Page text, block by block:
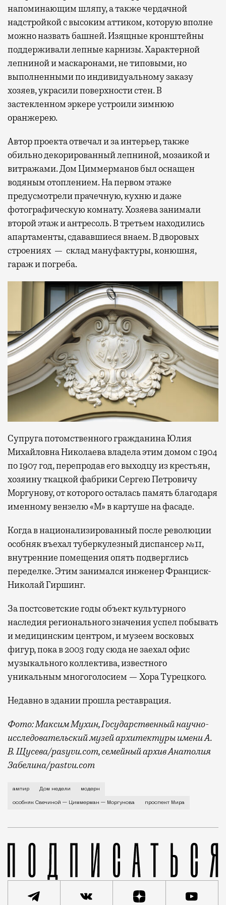
напоминающим шляпу, а также чердачной
надстройкой с высоким аттиком, которую вполне
можно назвать башней. Изящные кронштейны
поддерживали лепные карнизы. Характерной
лепниной и маскаронами, не типовыми, но
выполненными по индивидуальному заказу
хозяев, украсили поверхности стен. В
застекленном эркере устроили зимнюю
оранжерею.
Автор проекта отвечал и за интерьер, также
обильно декорированный лепниной, мозаикой и
витражами. Дом Циммерманов был оснащен
водяным отоплением. На первом этаже
предусмотрели прачечную, кухню и даже
фотографическую комнату. Хозяева занимали
второй этаж и антресоль. В третьем находились
апартаменты, сдававшиеся внаем. В дворовых
строениях — склад мануфактуры, конюшня,
гараж и погреба.
Супруга потомственного гражданина Юлия
Михайловна Николаева владела этим домом с 1904
по 1907 год, перепродав его выходцу из крестьян,
хозяину ткацкой фабрики Сергею Петровичу
Моргунову, от которого осталась память благодаря
именному вензелю «М» в картуше на фасаде.
Когда в национализированный после революции
особняк въехал туберкулезный диспансер №11,
внутренние помещения опять подверглись
переделке. Этим занимался инженер Франциск-
Николай Гиршинг.
За постсоветские годы объект культурного
наследия регионального значения успел побывать
и медицинским центром, и музеем восковых
фигур, пока в 2003 году сюда не заехал офис
музыкального коллектива, известного
уникальным многоголосием — Хора Турецкого.
Недавно в здании прошла реставрация.
Фото: Максим Мухин, Государственный научно-
исследовательский музей архитектуры имени А.
В. Щусева/pasyvu.com, семейный архив Анатолия
Забелина/pastvu.com
История каменного строения в Мещанской
ампир Дом недели модерн
особняк Свечиной — Циммерман — Моргунова проспект Мира